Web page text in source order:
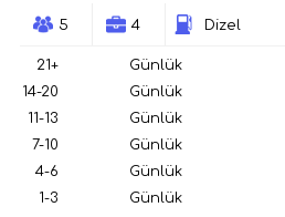
5 4 Dizel
21+
Günlük
14-20
Günlük
11-13
Günlük
7-10
Günlük
4-6
Günlük
1-3
Günlük